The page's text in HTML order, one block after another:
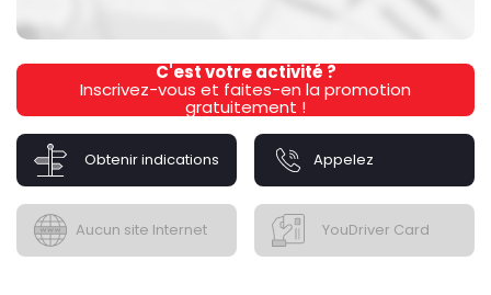
C'est votre activité ?
Inscrivez-vous et faites-en la promotion
gratuitement !
Obtenir indications Appelez
Aucun site Internet YouDriver Card